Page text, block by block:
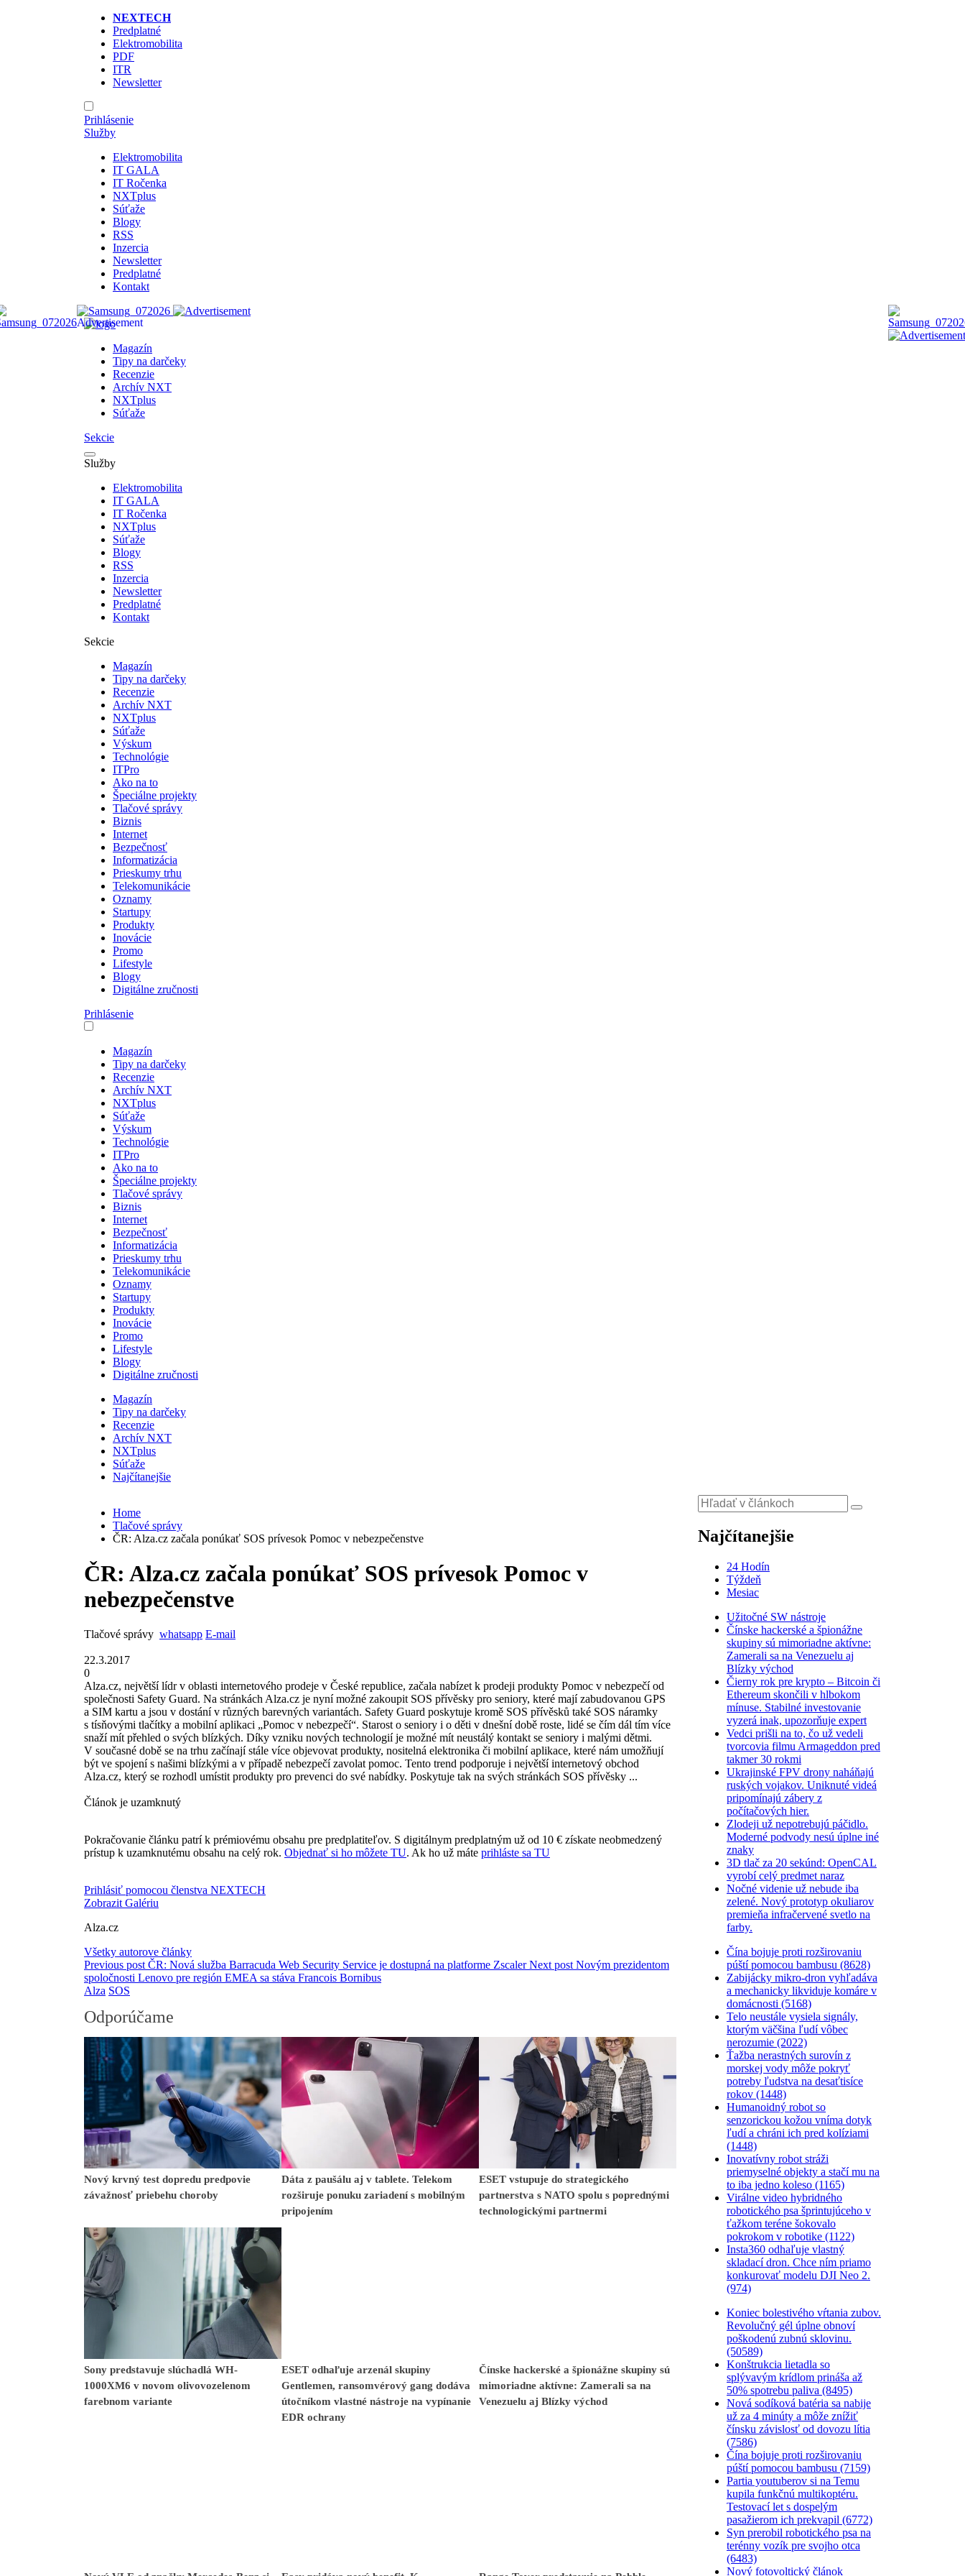
NEXTECH
Predplatné
Elektromobilita
PDF
ITR
Newsletter
Prihlásenie
Služby
Elektromobilita
IT GALA
IT Ročenka
NXTplus
Súťaže
Blogy
RSS
Inzercia
Newsletter
Predplatné
Kontakt
Magazín
Tipy na darčeky
Recenzie
Archív NXT
NXTplus
Súťaže
Sekcie
Služby
Elektromobilita
IT GALA
IT Ročenka
NXTplus
Súťaže
Blogy
RSS
Inzercia
Newsletter
Predplatné
Kontakt
Sekcie
Magazín
Tipy na darčeky
Recenzie
Archív NXT
NXTplus
Súťaže
Výskum
Technológie
ITPro
Ako na to
Špeciálne projekty
Tlačové správy
Biznis
Internet
Bezpečnosť
Informatizácia
Prieskumy trhu
Telekomunikácie
Oznamy
Startupy
Produkty
Inovácie
Promo
Lifestyle
Blogy
Digitálne zručnosti
Prihlásenie
Magazín
Tipy na darčeky
Recenzie
Archív NXT
NXTplus
Súťaže
Výskum
Technológie
ITPro
Ako na to
Špeciálne projekty
Tlačové správy
Biznis
Internet
Bezpečnosť
Informatizácia
Prieskumy trhu
Telekomunikácie
Oznamy
Startupy
Produkty
Inovácie
Promo
Lifestyle
Blogy
Digitálne zručnosti
Magazín
Tipy na darčeky
Recenzie
Archív NXT
NXTplus
Súťaže
Najčítanejšie
Home
Tlačové správy
ČR: Alza.cz začala ponúkať SOS prívesok Pomoc v nebezpečenstve
ČR: Alza.cz začala ponúkať SOS prívesok Pomoc v
nebezpečenstve
Tlačové správy whatsapp E-mail
22.3.2017
0
Alza.cz, největší lídr v oblasti internetového prodeje v České republice, začala nabízet k prodeji produkty Pomoc v nebezpečí od
společnosti Safety Guard. Na stránkách Alza.cz je nyní možné zakoupit SOS přívěsky pro seniory, které mají zabudovanou GPS
a SIM kartu a jsou v dostání v různých barevných variantách. Safety Guard poskytuje kromě SOS přívěsků také SOS náramky
s tísňovými tlačítky a mobilní aplikaci „Pomoc v nebezpečí“. Starost o seniory i o děti v dnešní době roste, lidé se čím dál tím více
snaží mít přehled o svých blízkých. Díky vzniku nových technologií je možné mít neustálý kontakt se seniory i malými dětmi.
V současné době se na trhu začínají stále více objevovat produkty, nositelná elektronika či mobilní aplikace, které nám umožňují
být ve spojení s našimi blízkými a v případě nebezpečí zavolat pomoc. Tento trend podporuje i největší internetový obchod
Alza.cz, který se rozhodl umístit produkty pro prevenci do své nabídky. Poskytuje tak na svých stránkách SOS přívěsky ...
Článok je uzamknutý
Pokračovanie článku patrí k prémiovému obsahu pre predplatiteľov. S digitálnym predplatným už od 10 € získate neobmedzený
prístup k uzamknutému obsahu na celý rok. Objednať si ho môžete TU. Ak ho už máte prihláste sa TU
Prihlásiť pomocou členstva NEXTECH
Zobrazit Galériu
Alza.cz
Všetky autorove články
Previous post ČR: Nová služba Barracuda Web Security Service je dostupná na platforme Zscaler Next post Novým prezidentom
spoločnosti Lenovo pre región EMEA sa stáva Francois Bornibus
Alza SOS
Odporúčame
Nový krvný test dopredu predpovie
závažnosť priebehu choroby
Dáta z paušálu aj v tablete. Telekom
rozširuje ponuku zariadení s mobilným
pripojením
ESET vstupuje do strategického
partnerstva s NATO spolu s poprednými
technologickými partnermi
Sony predstavuje slúchadlá WH-
1000XM6 v novom olivovozelenom
farebnom variante
ESET odhaľuje arzenál skupiny
Gentlemen, ransomvérový gang dodáva
útočníkom vlastné nástroje na vypínanie
EDR ochrany
Čínske hackerské a špionážne skupiny sú
mimoriadne aktívne: Zamerali sa na
Venezuelu aj Blízky východ
Najčítanejšie
24 Hodín
Týždeň
Mesiac
Užitočné SW nástroje
Čínske hackerské a špionážne
skupiny sú mimoriadne aktívne:
Zamerali sa na Venezuelu aj
Blízky východ
Čierny rok pre krypto – Bitcoin či
Ethereum skončili v hlbokom
mínuse. Stabilné investovanie
vyzerá inak, upozorňuje expert
Vedci prišli na to, čo už vedeli
tvorcovia filmu Armageddon pred
takmer 30 rokmi
Ukrajinské FPV drony naháňajú
ruských vojakov. Uniknuté videá
pripomínajú zábery z
počítačových hier.
Zlodeji už nepotrebujú páčidlo.
Moderné podvody nesú úplne iné
znaky
3D tlač za 20 sekúnd: OpenCAL
vyrobí celý predmet naraz
Nočné videnie už nebude iba
zelené. Nový prototyp okuliarov
premieňa infračervené svetlo na
farby.
Čína bojuje proti rozširovaniu
púští pomocou bambusu (8628)
Zabijácky mikro-dron vyhľadáva
a mechanicky likviduje komáre v
domácnosti (5168)
Telo neustále vysiela signály,
ktorým väčšina ľudí vôbec
nerozumie (2022)
Ťažba nerastných surovín z
morskej vody môže pokryť
potreby ľudstva na desaťtisíce
rokov (1448)
Humanoidný robot so
senzorickou kožou vníma dotyk
ľudí a chráni ich pred kolíziami
(1448)
Inovatívny robot stráži
priemyselné objekty a stačí mu na
to iba jedno koleso (1165)
Virálne video hybridného
robotického psa šprintujúceho v
ťažkom teréne šokovalo
pokrokom v robotike (1122)
Insta360 odhaľuje vlastný
skladací dron. Chce ním priamo
konkurovať modelu DJI Neo 2.
(974)
Koniec bolestivého vŕtania zubov.
Revolučný gél úplne obnoví
poškodenú zubnú sklovinu.
(50589)
Konštrukcia lietadla so
splývavým krídlom prináša až
50% spotrebu paliva (8495)
Nová sodíková batéria sa nabije
už za 4 minúty a môže znížiť
čínsku závislosť od dovozu lítia
(7586)
Čína bojuje proti rozširovaniu
púští pomocou bambusu (7159)
Partia youtuberov si na Temu
kupila funkčnú multikoptéru.
Testovací let s dospelým
pasažierom ich prekvapil (6772)
Syn prerobil robotického psa na
terénny vozík pre svojho otca
(6483)
Nový fotovoltický článok